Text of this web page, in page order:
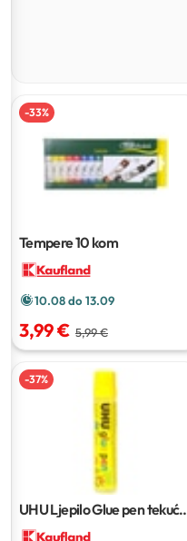
-33%
Tempere10 kom
10.08 do 13.09
3,99 € 5,99 €
-37%
UHU Ljepilo Glue pen tekuće